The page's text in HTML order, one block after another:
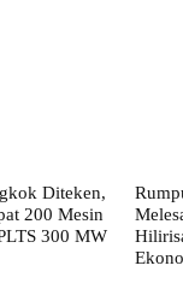
Diteken,
200 Mesin
300 MW